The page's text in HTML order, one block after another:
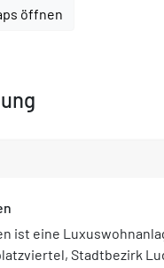
öffnen
ist eine
Stadtbezirk